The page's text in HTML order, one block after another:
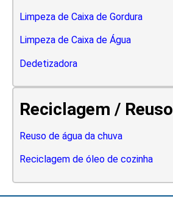
Limpeza de Caixa de Gordura
Limpeza de Caixa de Água
Dedetizadora
Reciclagem / Reuso
Reuso de água da chuva
Reciclagem de óleo de cozinha